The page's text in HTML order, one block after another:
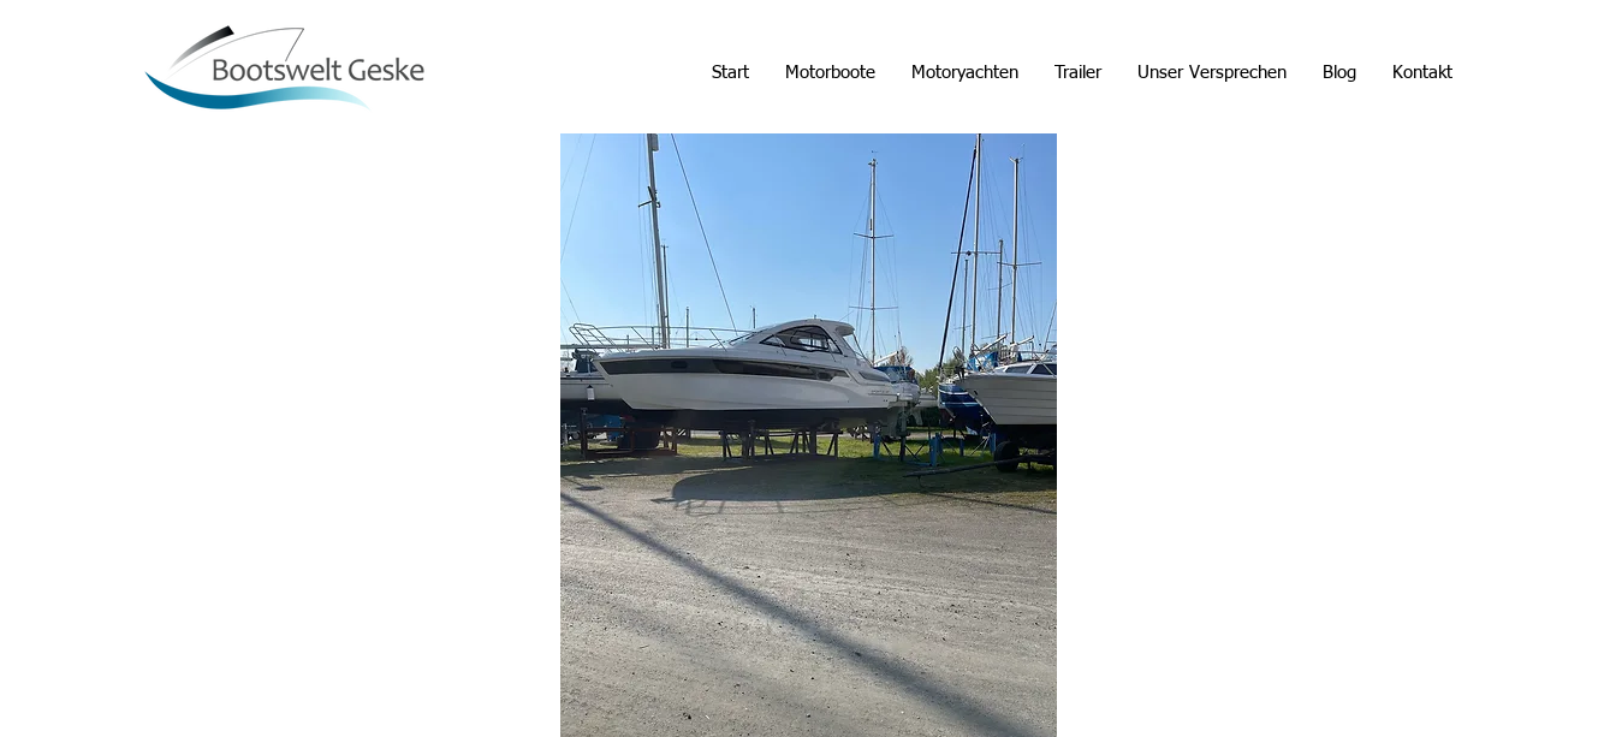
Start Motorboote Motoryachten Trailer Unser Versprechen Blog Kontakt